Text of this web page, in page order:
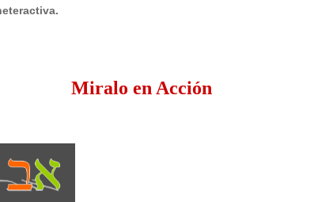
Miralo en Acción